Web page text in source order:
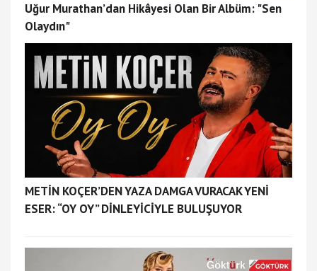
Uğur Murathan’dan Hikâyesi Olan Bir Albüm: "Sen
Olaydın"
METİN KOÇER’DEN YAZA DAMGA VURACAK YENİ
ESER: “OY OY” DİNLEYİCİYLE BULUŞUYOR